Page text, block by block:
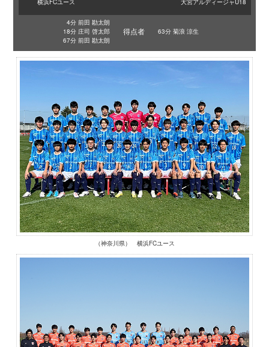
4分 前田 勘太朗
18分 庄司 啓太郎
67分 前田 勘太朗
得点者 63分 菊浪 涼生
（神奈川県） 横浜FCユース